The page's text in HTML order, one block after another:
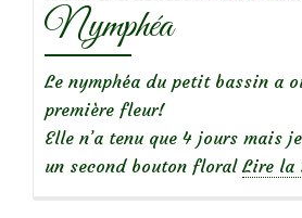
Nymphéa
Le nymphéa du petit bassin a
première fleur!
Elle n’a tenu que 4 jours mais
un second bouton floral Lire la